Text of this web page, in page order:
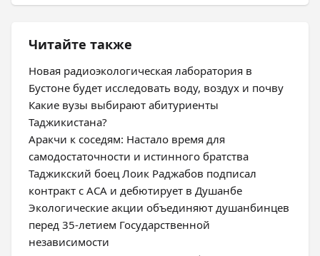
Читайте также
Новая радиоэкологическая лаборатория в
Бустоне будет исследовать воду, воздух и почву
Какие вузы выбирают абитуриенты
Таджикистана?
Аракчи к соседям: Настало время для
самодостаточности и истинного братства
Таджикский боец Лоик Раджабов подписал
контракт с ACA и дебютирует в Душанбе
Экологические акции объединяют душанбинцев
перед 35-летием Государственной
независимости